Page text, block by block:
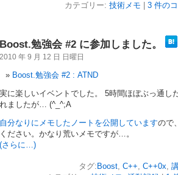
カテゴリー: 技術メモ 3 件の
Boost.勉強会 #2 に参加しました。
2010 年 9 月 12 日 日曜日
Boost.勉強会 #2 : ATND
実に楽しいイベントでした。 5時間ほぼぶっ通し
れましたが… (^_^;A
自分なりにメモしたノートを公開していますので
ください。かなり荒いメモですが…。
(さらに…)
タグ: Boost, C++, C++0x,